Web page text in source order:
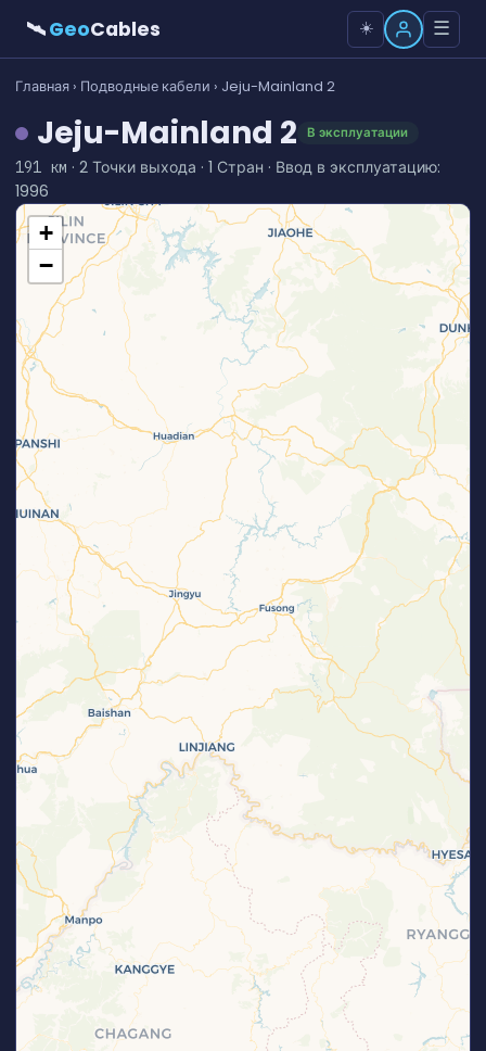
🛰GeoCables ☀️ ☰
Главная› Подводные кабели › Jeju-Mainland 2
Jeju-Mainland 2 В эксплуатации
191 км · 2 Точки выхода · 1 Стран · Ввод в эксплуатацию:
1996
+
−